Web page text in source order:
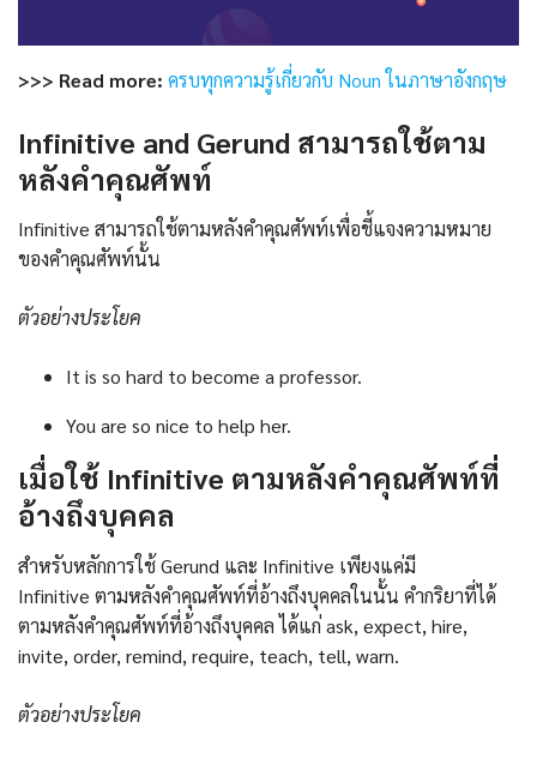
>>> Read more: ครบทุกความรู้เกี่ยวกับ Noun ในภาษาอังกฤษ
Infinitive and Gerund สามารถใช้ตาม
หลังคำคุณศัพท์
Infinitive สามารถใช้ตามหลังคำคุณศัพท์เพื่อชี้แจงความหมาย
ของคำคุณศัพท์นั้น
ตัวอย่างประโยค
It is so hard to become a professor.
You are so nice to help her.
เมื่อใช้ Infinitive ตามหลังคำคุณศัพท์ที่
อ้างถึงบุคคล
สำหรับหลักการใช้ Gerund และ Infinitive เพียงแค่มี
Infinitive ตามหลังคำคุณศัพท์ที่อ้างถึงบุคคลในนั้น คำกริยาที่ได้
ตามหลังคำคุณศัพท์ที่อ้างถึงบุคคล ได้แก่ ask, expect, hire,
invite, order, remind, require, teach, tell, warn.
ตัวอย่างประโยค